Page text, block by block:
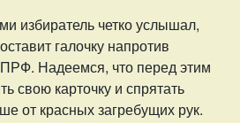
избиратель четко услышал,
галочку напротив
Надеемся, что перед этим
свою карточку и спрятать
от красных загребущих рук.